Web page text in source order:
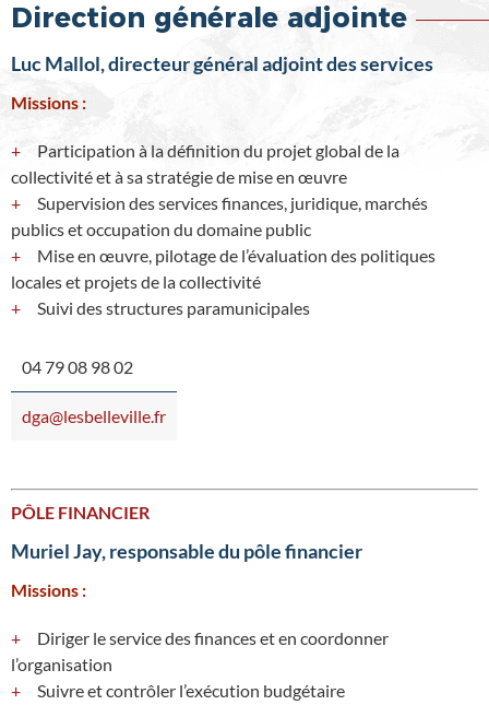
Direction générale adjointe
Luc Mallol, directeur général adjoint des services
Missions :
Participation à la définition du projet global de la
collectivité et à sa stratégie de mise en œuvre
Supervision des services finances, juridique, marchés
publics et occupation du domaine public
Mise en œuvre, pilotage de l’évaluation des politiques
locales et projets de la collectivité
Suivi des structures paramunicipales
04 79 08 98 02
dga@lesbelleville.fr
PÔLE FINANCIER
Muriel Jay, responsable du pôle financier
Missions :
Diriger le service des finances et en coordonner
l’organisation
Suivre et contrôler l’exécution budgétaire